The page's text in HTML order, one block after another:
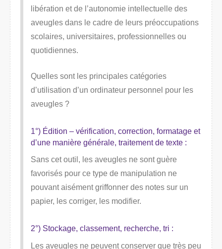
libération et de l’autonomie intellectuelle des
aveugles dans le cadre de leurs préoccupations
scolaires, universitaires, professionnelles ou
quotidiennes.
Quelles sont les principales catégories
d’utilisation d’un ordinateur personnel pour les
aveugles ?
1°) Édition – vérification, correction, formatage et
d’une manière générale, traitement de texte :
Sans cet outil, les aveugles ne sont guère
favorisés pour ce type de manipulation ne
pouvant aisément griffonner des notes sur un
papier, les corriger, les modifier.
2°) Stockage, classement, recherche, tri :
Les aveugles ne peuvent conserver que très peu